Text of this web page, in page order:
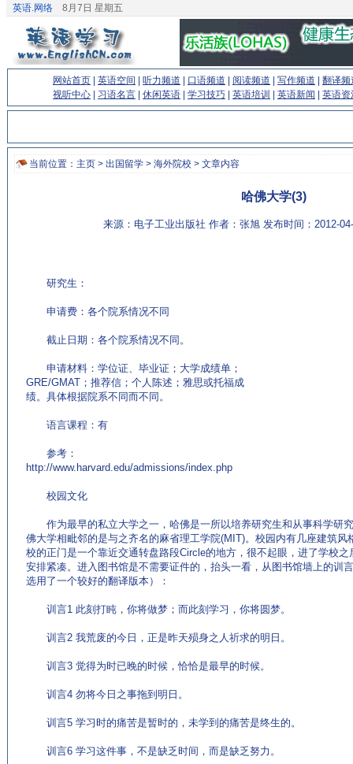
英语.网络 8月7日 星期五
网站首页 英语空间 听力频道 口语频道 阅读频道 写作频道
翻译频
视听中心
习语名言 休闲英语 学习技巧 英语培训 英语新闻 英语资
当前位置： 主页 > 出国留学 > 海外院校 > 文章内容
哈佛大学(3)
来源：电子工业出版社 作者：张旭 发布时间：2012-
研究生：
申请费：各个院系情况不同
截止日期：各个院系情况不同。
申请材料：学位证、毕业证；大学成绩单；
GRE/GMAT；推荐信；个人陈述；雅思或托福成
绩。具体根据院系不同而不同。
语言课程：有
参考：
http://www.harvard.edu/admissions/index.php
校园文化
作为最早的私立大学之一，哈佛是一所以培养研究生和从事科学研
佛大学相毗邻的是与之齐名的麻省理工学院(MIT)。校园内有几座建筑
校的正门是一个靠近交通转盘路段Circle的地方，很不起眼，进了学校
安排紧凑。进入图书馆是不需要证件的，抬头一看，从图书馆墙上的训
选用了一个较好的翻译版本）：
训言1 此刻打盹，你将做梦；而此刻学习，你将圆梦。
训言2 我荒废的今日，正是昨天殒身之人祈求的明日。
训言3 觉得为时已晚的时候，恰恰是最早的时候。
训言4 勿将今日之事拖到明日。
训言5 学习时的痛苦是暂时的，未学到的痛苦是终生的。
训言6 学习这件事，不是缺乏时间，而是缺乏努力。